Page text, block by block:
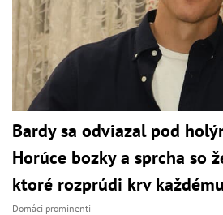
Bardy sa odviazal pod
Horúce bozky a sprcha so
ktoré rozprúdi krv
Domáci prominenti